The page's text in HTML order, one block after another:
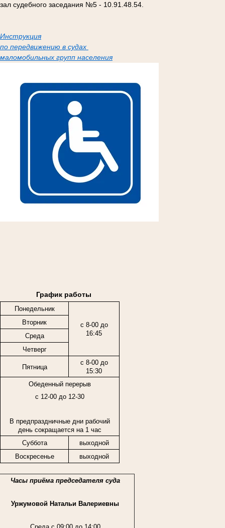
зал судебного заседания №5 - 10.91.48.54.
Инструкция
по передвижению в судах
маломобильных групп населения
График работы
Понедельник
с 8-00 до
16:45
Вторник
Среда
Четверг
Пятница
с 8-00 до
15:30
Обеденный перерыв
с 12-00 до 12-30
В предпраздничные дни рабочий
день сокращается на 1 час
Суббота
выходной
Воскресенье
выходной
Часы приёма председателя суда
Уржумовой Натальи Валериевны